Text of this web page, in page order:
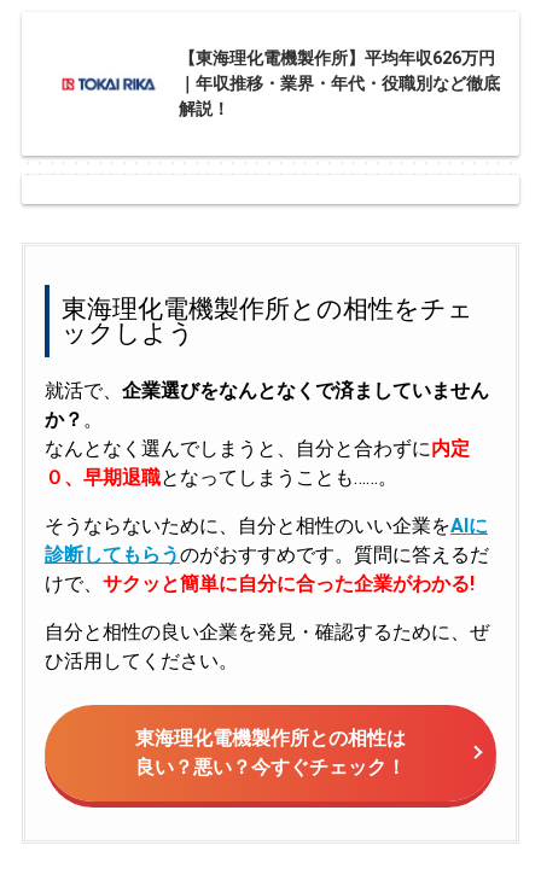
【東海理化電機製作所】平均年収626万円
｜年収推移・業界・年代・役職別など徹底
解説！
東海理化電機製作所との相性をチェ
ックしよう
就活で、 企業選びをなんとなくで済ましていません
か？ 。
なんとなく選んでしまうと、自分と合わずに内定
０、早期退職となってしまうことも……。
そうならないために、自分と相性のいい企業をAIに
診断してもらうのがおすすめです。質問に答えるだ
けで、 サクッと簡単に自分に合った企業がわかる!
自分と相性の良い企業を発見・確認するために、ぜ
ひ活用してください。
東海理化電機製作所との相性は
良い？悪い？今すぐチェック！